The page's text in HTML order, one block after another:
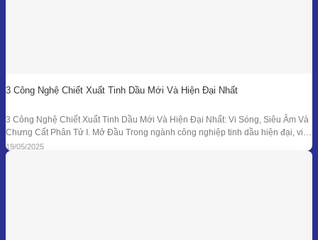
3 Công Nghệ Chiết Xuất Tinh Dầu Mới Và Hiện Đại Nhất
3 Công Nghệ Chiết Xuất Tinh Dầu Mới Và Hiện Đại Nhất: Vi Sóng, Siêu Âm Và
Chưng Cất Phân Tử I. Mở Đầu Trong ngành công nghiệp tinh dầu hiện đại, việc
tối ưu hóa hiệu suất chiết xuất, giữ nguyên hương thơm và hoạt chất trị liệu là
mục tiêu hàng đầu. Bên
19/05/2025